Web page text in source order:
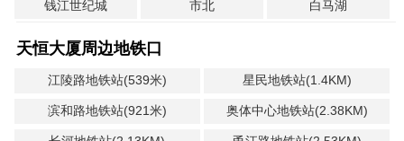
钱江世纪城 市北 白马湖
天恒大厦周边地铁口
江陵路地铁站(539米) 星民地铁站(1.4KM)
滨和路地铁站(921米) 奥体中心地铁站(2.38KM)